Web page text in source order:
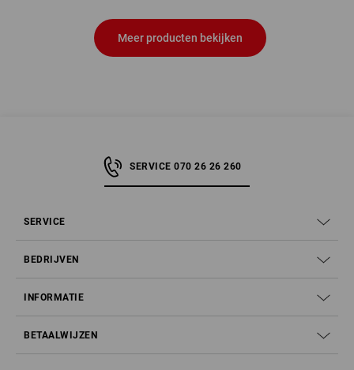
Meer producten bekijken
SERVICE 070 26 26 260
SERVICE
BEDRIJVEN
INFORMATIE
BETAALWIJZEN